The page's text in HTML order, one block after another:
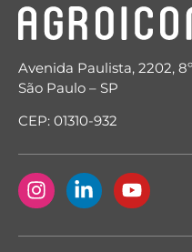
Avenida Paulista, 2202,
São Paulo – SP
CEP: 01310-932